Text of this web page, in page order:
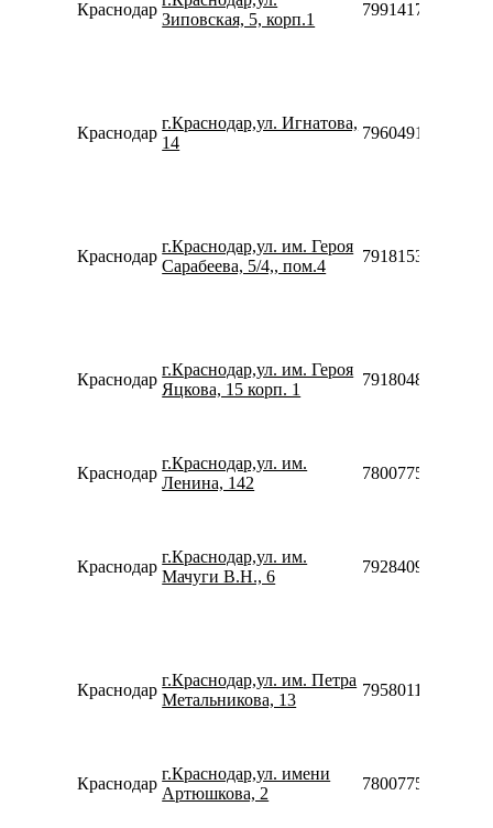
Краснодар
Зиповская, 5, корп.1
79914170645
Краснодар
г.Краснодар,ул. Игнатова,
14
79604914910
Краснодар
г.Краснодар,ул. им. Героя
Сарабеева, 5/4,, пом.4
79181532474
Краснодар
г.Краснодар,ул. им. Героя
Яцкова, 15 корп. 1
79180481708
Краснодар
г.Краснодар,ул. им.
Ленина, 142
78007753553
Краснодар
г.Краснодар,ул. им.
Мачуги В.Н., 6
79284095659
Краснодар
г.Краснодар,ул. им. Петра
Метальникова, 13
79580119303
Краснодар
г.Краснодар,ул. имени
Артюшкова, 2
78007753553